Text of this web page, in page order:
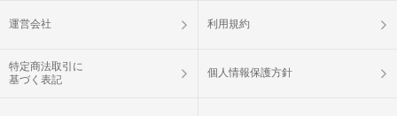
運営会社 利用規約
特定商法取引に
基づく表記
個人情報保護方針